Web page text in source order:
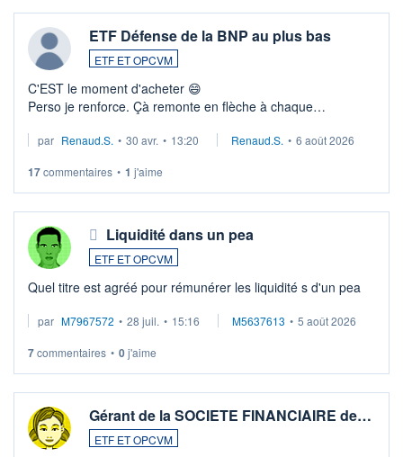
ETF Défense de la BNP au plus bas
ETF ET OPCVM
C'EST le moment d'acheter 😄​
Perso je renforce. Çà remonte en flèche à chaque
Investissement long terme tip top pour sa retraite.
par Renaud.S. • 30 avr. • 13:20 Renaud.S. • 6 août 2026
17commentaires • 1 j'aime
Liquidité dans un pea
ETF ET OPCVM
Quel titre est agréé pour rémunérer les liquidité s d'un pea
par M7967572 • 28 juil. • 15:16 M5637613 • 5 août 2026
7commentaires • 0j'aime
Gérant de la SOCIETE FINANCIAIRE de…
ETF ET OPCVM